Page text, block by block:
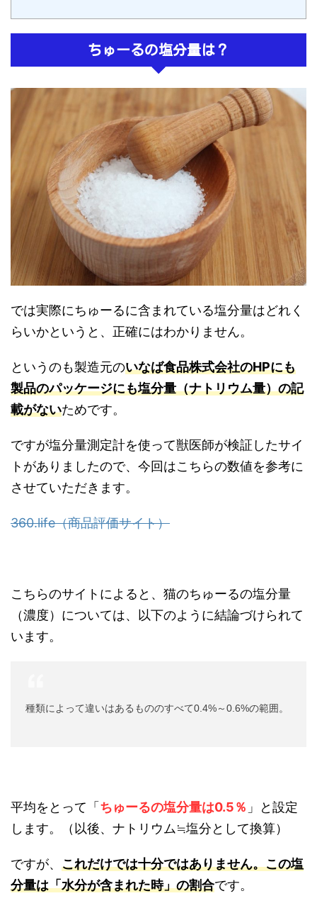
ちゅーるの塩分量は？
では実際にちゅーるに含まれている塩分量はどれく
らいかというと、正確にはわかりません。
というのも製造元のいなば食品株式会社のHPにも
製品のパッケージにも塩分量（ナトリウム量）の記
載がないためです。
ですが塩分量測定計を使って獣医師が検証したサイ
トがありましたので、今回はこちらの数値を参考に
させていただきます。
360.life（商品評価サイト）
こちらのサイトによると、猫のちゅーるの塩分量
（濃度）については、以下のように結論づけられて
います。
種類によって違いはあるもののすべて0.4%～0.6%の範囲。
平均をとって「ちゅーるの塩分量は0.5％ 」と設定
します。（以後、ナトリウム≒塩分として換算）
ですが、 これだけでは十分ではありません。この塩
分量は「水分が含まれた時」の割合です。